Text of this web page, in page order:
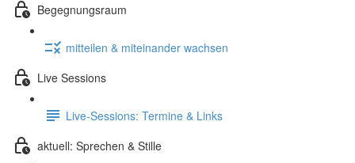
Begegnungsraum
mitteilen & miteinander wachsen
Live Sessions
Live-Sessions: Termine & Links
aktuell: Sprechen & Stille